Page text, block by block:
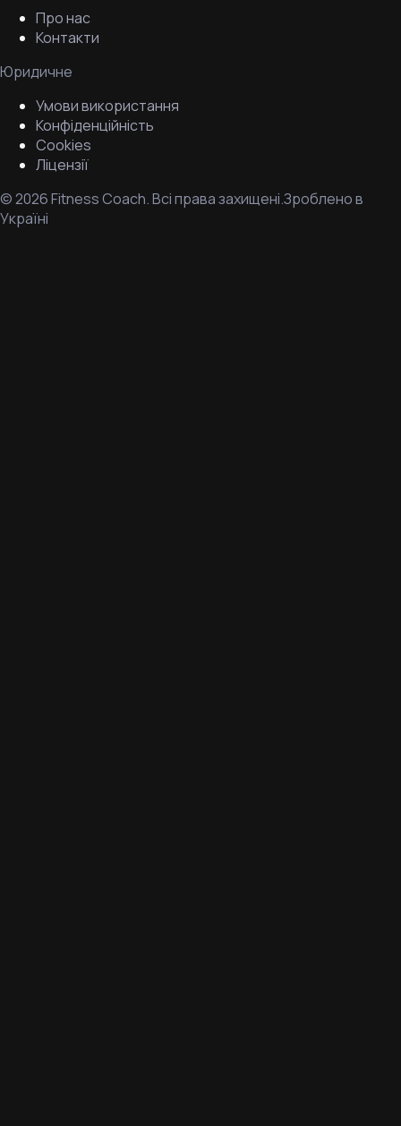
Про нас
Контакти
Юридичне
Умови використання
Конфіденційність
Cookies
Ліцензії
©2026Fitness Coach.Всі права захищені.Зроблено в
Україні